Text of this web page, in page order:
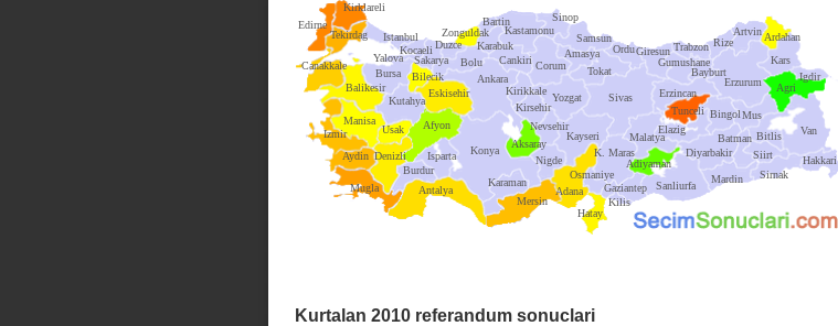
Ankara
Kirklareli
Edirne
Tekirdag
Canakkale
Balikesir
Bursa
Istanbul
Kocaeli
Sakarya
Zonguldak
Bolu
Bilecik
Eskisehir
Kutahya
Manisa
Izmir
Aydin
Mugla
Denizli
Burdur
Usak Afyon
Isparta
Antalya
Konya
Mersin
Kirsehir
Cankiri
Kastamonu
Sinop
Corum
Yozgat
Nevsehir
Nigde
Adana
Hatay
K. Maras
Kayseri
Sivas
Tokat
Amasya
Samsun
OrduGiresun
Erzincan
Malatya
Gaziantep Sanliurfa
Adiyaman
Gumushane
Trabzon Rize
Erzurum
Artvin
Kars
Agri
Tunceli
Elazig
Diyarbakir
Mardin
Siirt
Bitlis
BingolMus
Van
Hakkari
Kirikkale
Bayburt
Karaman
Aksaray
Kilis
Ardahan
Duzce Karabuk
Bartin
Osmaniye
Igdir
Batman
Sirnak
Yalova
Kurtalan 2010 referandum sonuclari